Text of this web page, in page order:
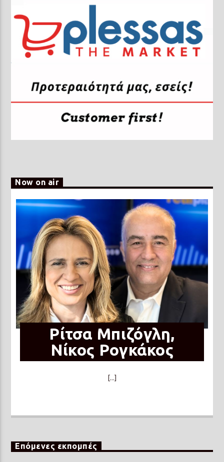
Now on air
Ρίτσα Μπιζόγλη,
Νίκος Ρογκάκος
[...]
Επόμενες εκπομπές